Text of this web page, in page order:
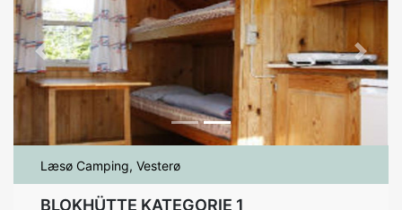
Previous Next
Læsø Camping, Vesterø
BLOKHÜTTE KATEGORIE 1